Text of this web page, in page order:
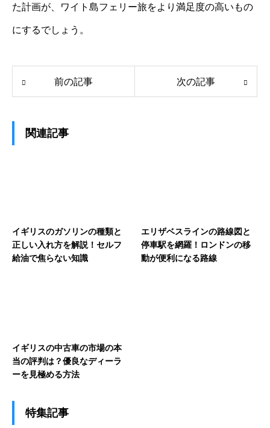
た計画が、ワイト島フェリー旅をより満足度の高いもの
にするでしょう。
前の記事 次の記事
関連記事
イギリスのガソリンの種類と
正しい入れ方を解説！セルフ
給油で焦らない知識
エリザベスラインの路線図と
停車駅を網羅！ロンドンの移
動が便利になる路線
イギリスの中古車の市場の本
当の評判は？優良なディーラ
ーを見極める方法
特集記事